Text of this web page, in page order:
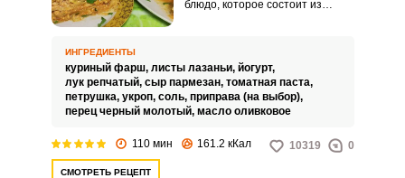
блюдо, которое состоит из
рецепт приготовления ПП
лазанья с куриным фаршем,
соответственно, достаточно
калорийный соус бешамель мы
заменим натуральным йогуртом,
сортом сыра.
ИНГРЕДИЕНТЫ
куриный фарш, листы лазаньи, йогурт,
лук репчатый, сыр пармезан, томатная паста,
петрушка, укроп, соль, приправа (на выбор),
перец черный молотый, масло оливковое
110 мин 161.2 кКал 10319 0
СМОТРЕТЬ РЕЦЕПТ